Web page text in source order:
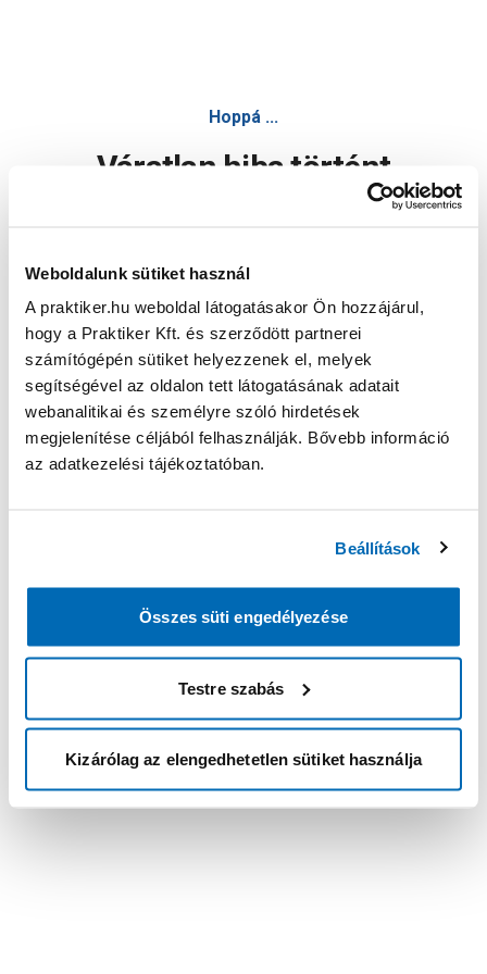
Weboldalunk sütiket használ
A praktiker.hu weboldal látogatásakor Ön hozzájárul,
hogy a Praktiker Kft. és szerződött partnerei
számítógépén sütiket helyezzenek el, melyek
segítségével az oldalon tett látogatásának adatait
webanalitikai és személyre szóló hirdetések
megjelenítése céljából felhasználják. Bővebb információ
az adatkezelési tájékoztatóban.
Beállítások
Összes süti engedélyezése
Testre szabás
Kizárólag az elengedhetetlen sütiket használja
Hoppá ...
Váratlan hiba történt
Oldal újratöltése